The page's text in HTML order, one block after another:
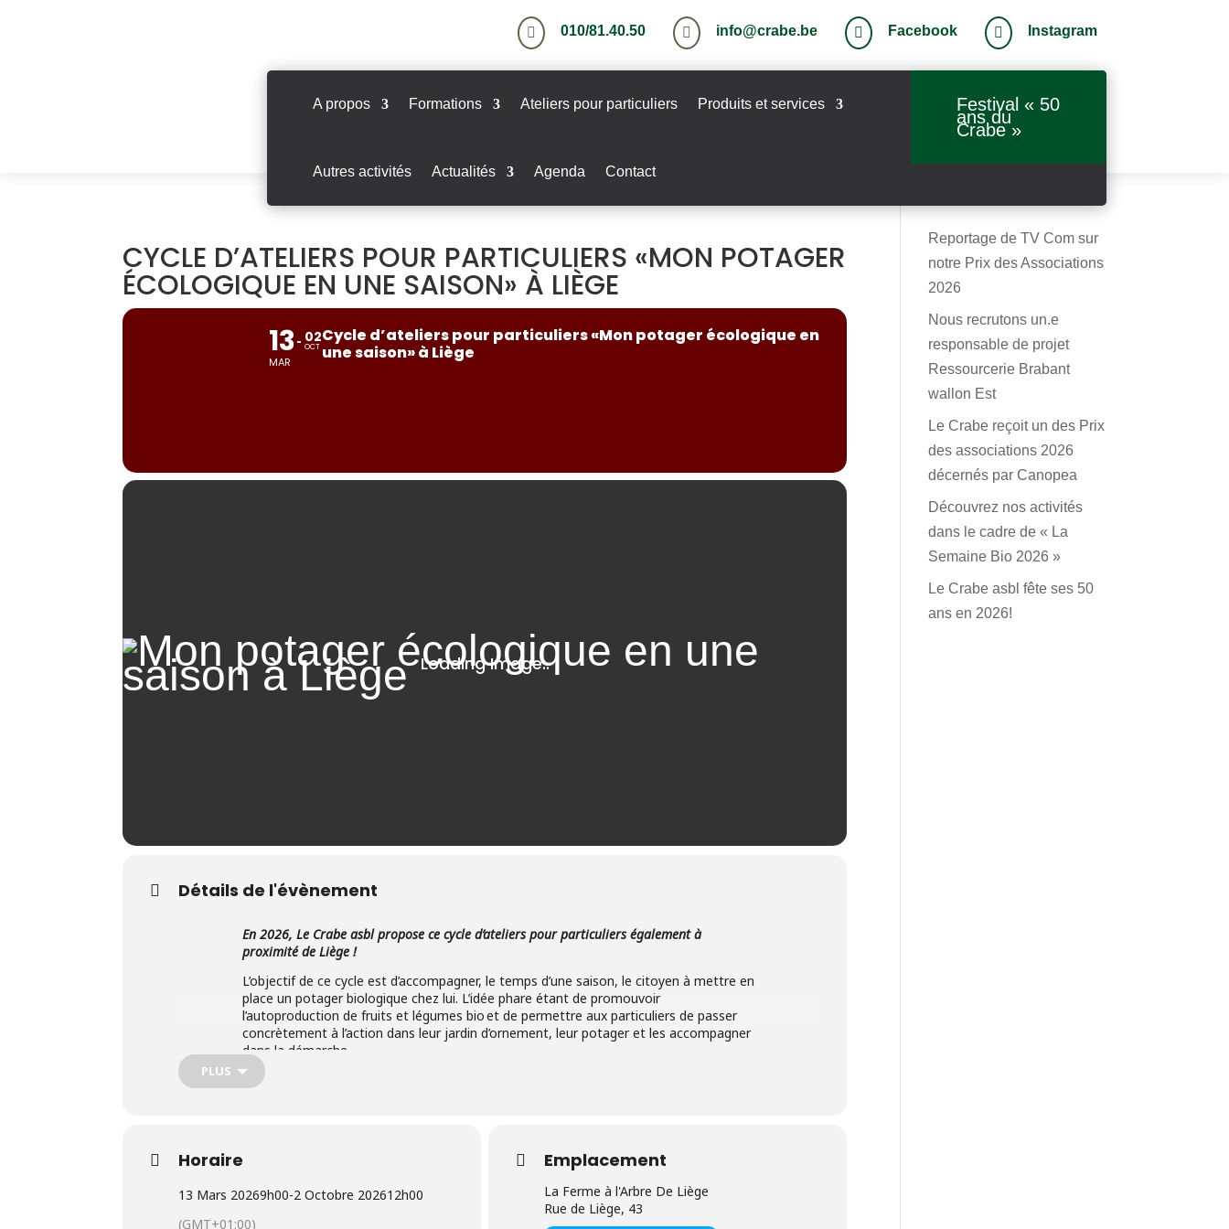
 010/81.40.50  info@crabe.be  Facebook  Instagram
A propos Formations Ateliers pour particuliers Produits et services
Autres activités Actualités Agenda Contact
Festival « 50
ans du
Crabe »
CYCLE D’ATELIERS POUR PARTICULIERS «MON POTAGER
ÉCOLOGIQUE EN UNE SAISON» À LIÈGE
13
MAR
02
OCT
Cycle d’ateliers pour particuliers «Mon potager écologique en
une saison» à Liège
Détails de l'évènement
En 2026, Le Crabe asbl propose ce cycle d’ateliers pour particuliers également à
proximité de Liège !
L’objectif de ce cycle est d’accompagner, le temps d’une saison, le citoyen à mettre en
place un potager biologique chez lui. L’idée phare étant de promouvoir
l’autoproduction de fruits et légumes bio et de permettre aux particuliers de passer
concrètement à l’action dans leur jardin d’ornement, leur potager et les accompagner
dans la démarche.
Les 10 ateliers s’organisent autour de quelques cours théoriques et une étude par la
• Introduction au potager, améliorer son écosystème, planifier sa saison, commander
PLUS
Horaire
13 Mars 20269h00-2 Octobre 202612h00
(GMT+01:00)
Emplacement
La Ferme à l'Arbre De Liège
Rue de Liège, 43
Reportage de TV Com sur
notre Prix des Associations
2026
Nous recrutons un.e
responsable de projet
Ressourcerie Brabant
wallon Est
Le Crabe reçoit un des Prix
des associations 2026
décernés par Canopea
Découvrez nos activités
dans le cadre de « La
Semaine Bio 2026 »
Le Crabe asbl fête ses 50
ans en 2026!